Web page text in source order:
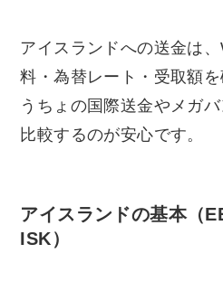
アイスランドへの送金は
料・為替レート・受取額
うちょの国際送金やメガ
比較するのが安心です。
アイスランドの基本（
ISK）